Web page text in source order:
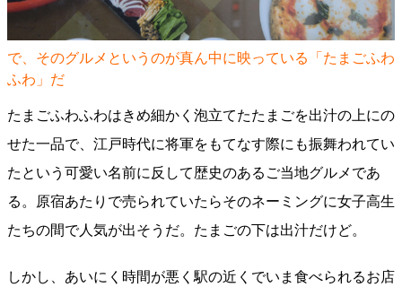
で、そのグルメというのが真ん中に映っている「たまごふわ
ふわ」だ
たまごふわふわはきめ細かく泡立てたたまごを出汁の上にの
せた一品で、江戸時代に将軍をもてなす際にも振舞われてい
たという可愛い名前に反して歴史のあるご当地グルメであ
る。原宿あたりで売られていたらそのネーミングに女子高生
たちの間で人気が出そうだ。たまごの下は出汁だけど。
しかし、あいにく時間が悪く駅の近くでいま食べられるお店